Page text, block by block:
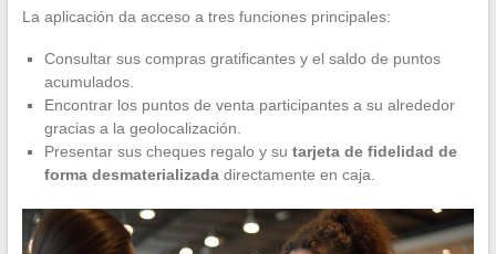
La aplicación da acceso a tres funciones principales:
Consultar sus compras gratificantes y el saldo de puntos
acumulados.
Encontrar los puntos de venta participantes a su alrededor
gracias a la geolocalización.
Presentar sus cheques regalo y su tarjeta de fidelidad de
forma desmaterializadadirectamente en caja.